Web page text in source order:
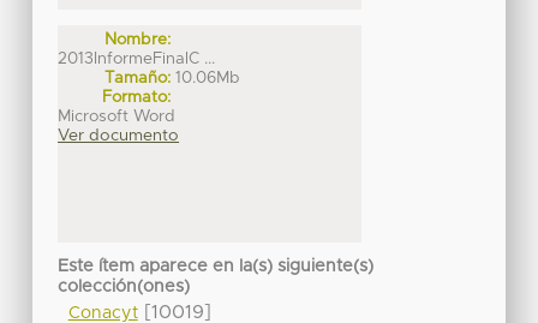
Nombre:
2013InformeFinalC ...
Tamaño: 10.06Mb
Formato:
Microsoft Word
Ver documento
Este ítem aparece en la(s) siguiente(s)
colección(ones)
Conacyt[10019]